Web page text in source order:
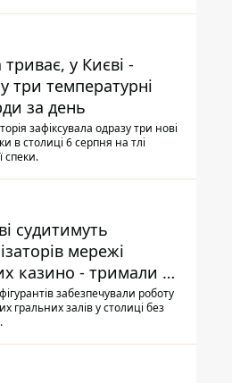
триває, у Києві -
три температурні
за день
зафіксувала одразу три нові
в столиці 6 серпня на тлі
спеки.
судитимуть
мережі
казино - тримали 39
забезпечували роботу
гральних залів у столиці без